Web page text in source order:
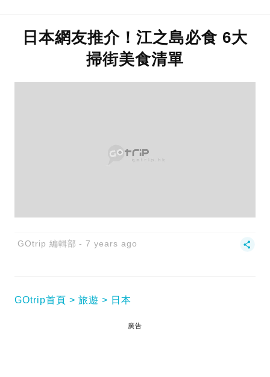
日本網友推介！江之島必食 6大
掃街美食清單
GOtrip 編輯部 7 years ago
GOtrip首頁 旅遊 日本
廣告